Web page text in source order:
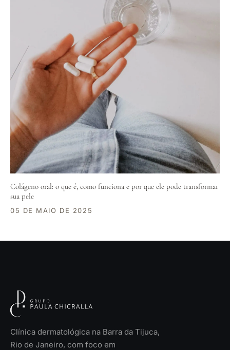
Colágeno oral: o que é, como funciona e por que ele pode transformar
sua pele
05 DE MAIO DE 2025
Clínica dermatológica na Barra da Tijuca,
Rio de Janeiro, com foco em